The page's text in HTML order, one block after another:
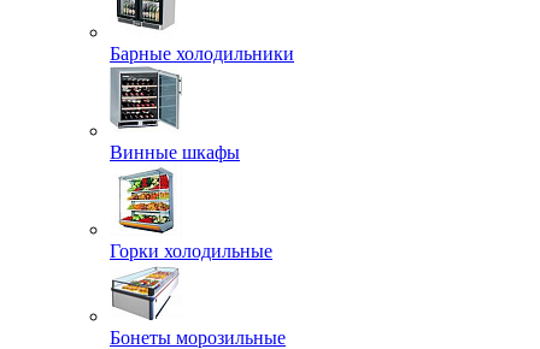
Барные холодильники
Винные шкафы
Горки холодильные
Бонеты морозильные